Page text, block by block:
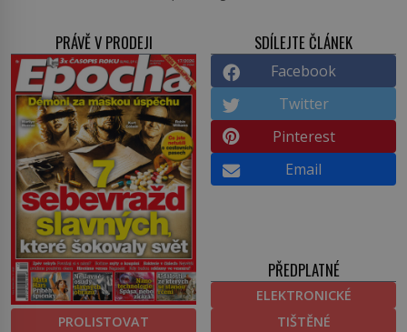
PRÁVĚ V PRODEJI
PROLISTOVAT
SDÍLEJTE ČLÁNEK
Facebook
Twitter
Pinterest
Email
PŘEDPLATNÉ
ELEKTRONICKÉ
TIŠTĚNÉ